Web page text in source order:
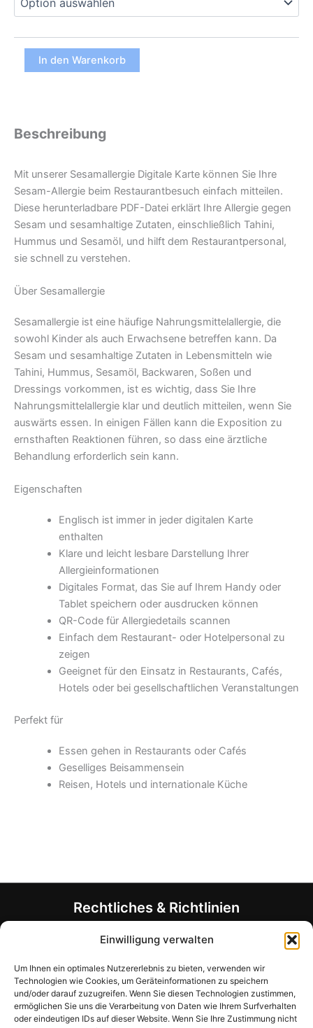
Einwilligung verwalten
Um Ihnen ein optimales Nutzererlebnis zu bieten, verwenden wir
Technologien wie Cookies, um Geräteinformationen zu speichern
und/oder darauf zuzugreifen. Wenn Sie diesen Technologien zustimmen,
ermöglichen Sie uns die Verarbeitung von Daten wie Ihrem Surfverhalten
oder eindeutigen IDs auf dieser Website. Wenn Sie Ihre Zustimmung nicht
Sesamallergie
In den Warenkorb
Beschreibung
Mit unserer Sesamallergie Digitale Karte können Sie Ihre
Sesam-Allergie beim Restaurantbesuch einfach mitteilen.
Diese herunterladbare PDF-Datei erklärt Ihre Allergie gegen
Sesam und sesamhaltige Zutaten, einschließlich Tahini,
Hummus und Sesamöl, und hilft dem Restaurantpersonal,
sie schnell zu verstehen.
Über Sesamallergie
Sesamallergie ist eine häufige Nahrungsmittelallergie, die
sowohl Kinder als auch Erwachsene betreffen kann. Da
Sesam und sesamhaltige Zutaten in Lebensmitteln wie
Tahini, Hummus, Sesamöl, Backwaren, Soßen und
Dressings vorkommen, ist es wichtig, dass Sie Ihre
Nahrungsmittelallergie klar und deutlich mitteilen, wenn Sie
auswärts essen. In einigen Fällen kann die Exposition zu
ernsthaften Reaktionen führen, so dass eine ärztliche
Behandlung erforderlich sein kann.
Eigenschaften
Englisch ist immer in jeder digitalen Karte
enthalten
Klare und leicht lesbare Darstellung Ihrer
Allergieinformationen
Digitales Format, das Sie auf Ihrem Handy oder
Tablet speichern oder ausdrucken können
QR-Code für Allergiedetails scannen
Einfach dem Restaurant- oder Hotelpersonal zu
zeigen
Geeignet für den Einsatz in Restaurants, Cafés,
Hotels oder bei gesellschaftlichen Veranstaltungen
Perfekt für
Essen gehen in Restaurants oder Cafés
Geselliges Beisammensein
Reisen, Hotels und internationale Küche
Rechtliches & Richtlinien
Allgemeine Geschäftsbedingungen (AGB)
Rückerstattungsrichtlinie
Allergen- und Ernährungshinweis
Unternehmensinformationen